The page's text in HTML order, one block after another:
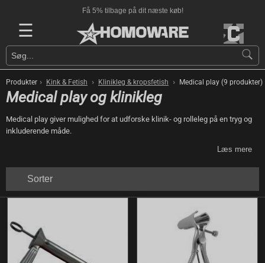
Få 5% tilbage på dit næste køb!
☰
Produkter › Kink & Fetish › Klinikleg & kropsfetish › Medical play (9 produkter)
Medical play og klinikleg
Medical play giver mulighed for at udforske klinik- og rolleleg på en tryg og
inkluderende måde.
Læs mere
Sorter